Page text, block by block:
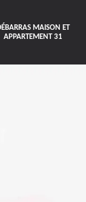
MAISON ET
APPARTEMENT 31